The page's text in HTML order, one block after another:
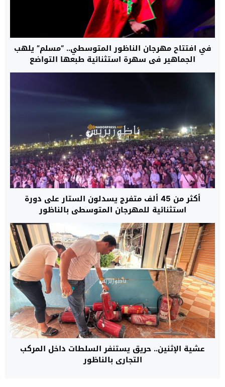
في افتتاح مهرجان الناظور المتوسطي.. “مسلم” يلهب
الجماهير في سهرة استثنائية طبعها التواضع
والإنسانية
أكثر من 45 ألف متفرج يسدلون الستار على دورة
استثنائية للمهرجان المتوسطي بالناظور
عشية الإثنين.. حريق يستنفر السلطات داخل المركب
التجاري بالناظور